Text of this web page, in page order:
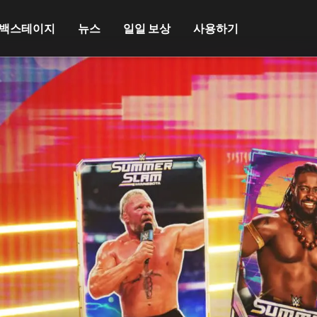
스테이지 뉴스 일일 보상 사용하기